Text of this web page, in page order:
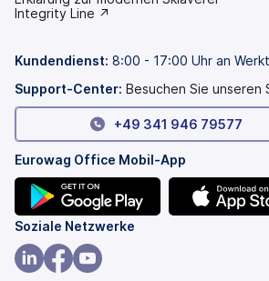
in
Tab
(wird
neuen
geöffnet)
Integrity Line ↗
Kundendienst: 8:00 - 17:00 Uhr an
Support-Center: Besuchen Sie unseren
+49 341 946 79577
Eurowag Office Mobil-App
(wird
in
einem
Soziale Netzwerke